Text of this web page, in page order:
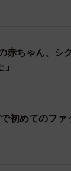
ょろきょろと
？」と言わ
。
赤ちゃん、シ
初めてのフ